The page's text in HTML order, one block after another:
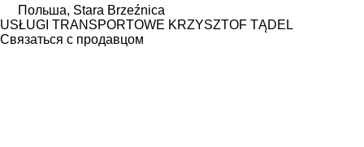
Польша, Stara Brzeźnica
USŁUGI TRANSPORTOWE KRZYSZTOF TĄDEL
Связаться с продавцом